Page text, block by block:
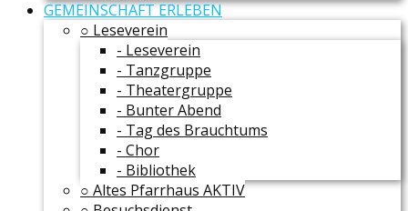
GEMEINSCHAFT ERLEBEN
○ Leseverein
- Leseverein
- Tanzgruppe
- Theatergruppe
- Bunter Abend
- Tag des Brauchtums
- Chor
- Bibliothek
○ Altes Pfarrhaus AKTIV